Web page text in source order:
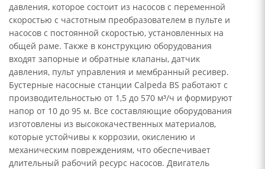
давления, которое состоит из насосов с переменной
скоростью с частотным преобразователем в пульте и
насосов с постоянной скоростью, установленных на
общей раме. Также в конструкцию оборудования
входят запорные и обратные клапаны, датчик
давления, пульт управления и мембранный ресивер.
Бустерные насосные станции Calpeda BS работают с
производительностью от 1,5 до 570 м³/ч и формируют
напор от 10 до 95 м. Все составляющие оборудования
изготовлены из высококачественных материалов,
которые устойчивы к коррозии, окислению и
механическим повреждениям, что обеспечивает
длительный рабочий ресурс насосов. Двигатель